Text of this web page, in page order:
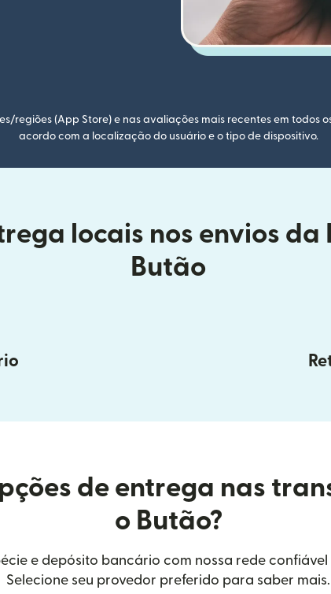
regiões (App Store) e nas avaliações mais recentes em todos
acordo com a localização do usuário e o tipo de dispositivo.
locais nos envios da
Butão
de entrega nas
o Butão?
e depósito bancário com nossa rede
Selecione seu provedor preferido para saber mais.